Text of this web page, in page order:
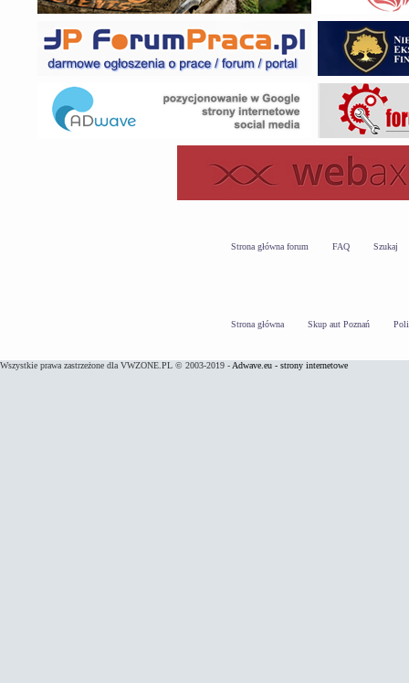
Strona główna forum FAQ Szukaj
Strona główna Skup aut Poznań
Wszystkie prawa zastrzeżone dla VWZONE.PL © 2003-2019 - Adwave.eu - strony internetowe